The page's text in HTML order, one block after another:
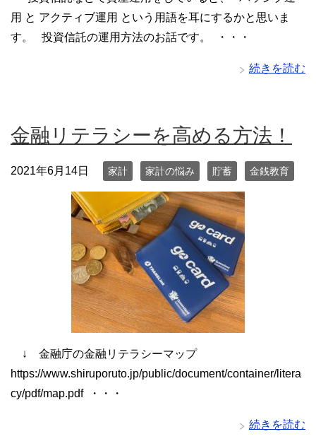
用 と アクティブ運用 という用語を耳にするかと思いま
す。 投資信託の運用方法のお話です。 ・・・
続きを読む
金融リテラシーを高める方法！
2021年6月14日 家計 家計の悩み 貯蓄 金銭教育
↓ 金融庁の金融リテラシーマップ
https://www.shiruporuto.jp/public/document/container/litera
cy/pdf/map.pdf ・・・
続きを読む